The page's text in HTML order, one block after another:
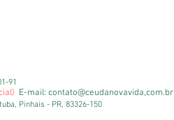
91
E-mail: contato@ceudanovavida,com.br
Pinhais - PR, 83326-150